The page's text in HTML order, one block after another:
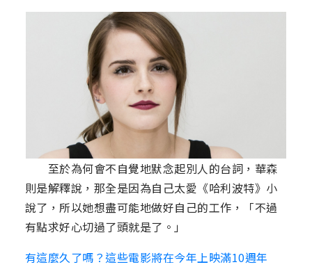
至於為何會不自覺地默念起別人的台詞，華森
則是解釋說，那全是因為自己太愛《哈利波特》小
說了，所以她想盡可能地做好自己的工作，「不過
有點求好心切過了頭就是了。」
有這麼久了嗎？這些電影將在今年上映滿10週年